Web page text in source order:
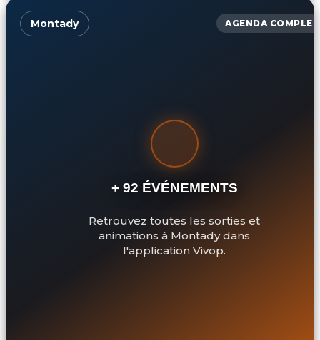
Montady AGENDA COMPLET
+ 92 ÉVÉNEMENTS
Retrouvez toutes les sorties et
animations à Montady dans
l'application Vivop.